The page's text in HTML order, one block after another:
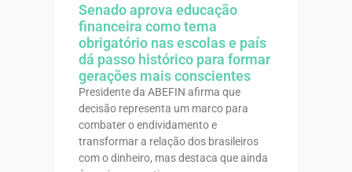
Senado aprova educação
financeira como tema
obrigatório nas escolas e país
dá passo histórico para formar
gerações mais conscientes
Presidente da ABEFIN afirma que
decisão representa um marco para
combater o endividamento e
transformar a relação dos brasileiros
com o dinheiro, mas destaca que ainda